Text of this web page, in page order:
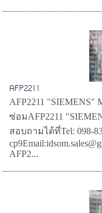
AFP2211
AFP2211
ซ่อมAFP2211
สอบถามได้ที่Tel: 098-
AFP2...